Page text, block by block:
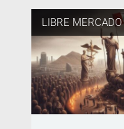
LIBRE MERCADO